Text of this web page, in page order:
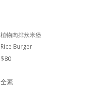
植物肉排炊米堡
Rice Burger
$80
全素